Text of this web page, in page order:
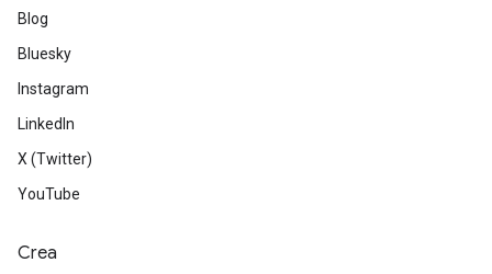
Blog
Bluesky
Instagram
LinkedIn
X (Twitter)
YouTube
Crea